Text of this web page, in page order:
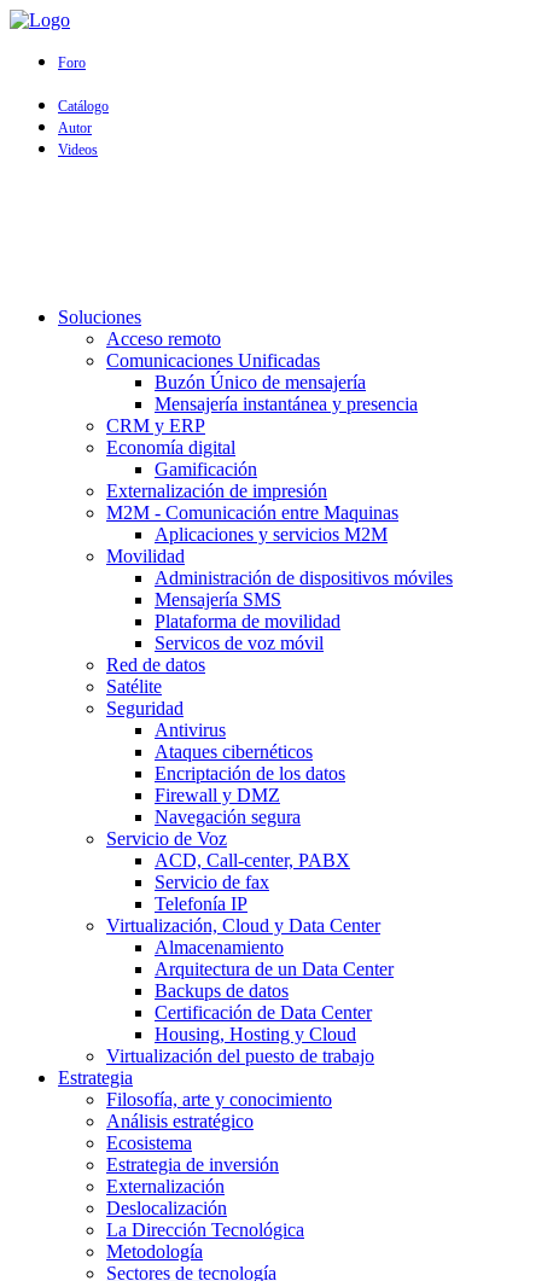
Foro
Catálogo
Autor
Videos
Soluciones
Acceso remoto
Comunicaciones Unificadas
Buzón Único de mensajería
Mensajería instantánea y presencia
CRM y ERP
Economía digital
Gamificación
Externalización de impresión
M2M - Comunicación entre Maquinas
Aplicaciones y servicios M2M
Movilidad
Administración de dispositivos móviles
Mensajería SMS
Plataforma de movilidad
Servicos de voz móvil
Red de datos
Satélite
Seguridad
Antivirus
Ataques cibernéticos
Encriptación de los datos
Firewall y DMZ
Navegación segura
Servicio de Voz
ACD, Call-center, PABX
Servicio de fax
Telefonía IP
Virtualización, Cloud y Data Center
Almacenamiento
Arquitectura de un Data Center
Backups de datos
Certificación de Data Center
Housing, Hosting y Cloud
Virtualización del puesto de trabajo
Estrategia
Filosofía, arte y conocimiento
Análisis estratégico
Ecosistema
Estrategia de inversión
Externalización
Deslocalización
La Dirección Tecnológica
Metodología
Sectores de tecnología